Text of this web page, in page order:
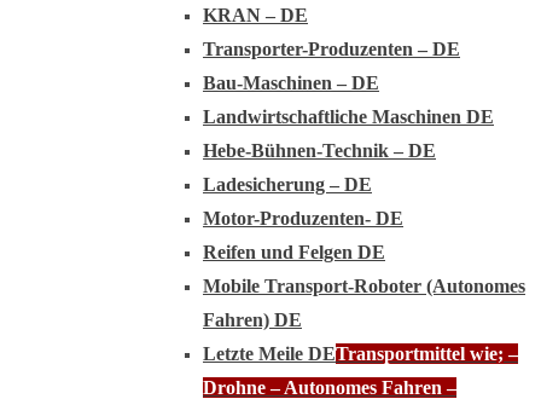
KRAN – DE
Transporter-Produzenten – DE
Bau-Maschinen – DE
Landwirtschaftliche Maschinen DE
Hebe-Bühnen-Technik – DE
Ladesicherung – DE
Motor-Produzenten- DE
Reifen und Felgen DE
Mobile Transport-Roboter (Autonomes
Fahren) DE
Letzte Meile DETransportmittel wie; –
Drohne – Autonomes Fahren –